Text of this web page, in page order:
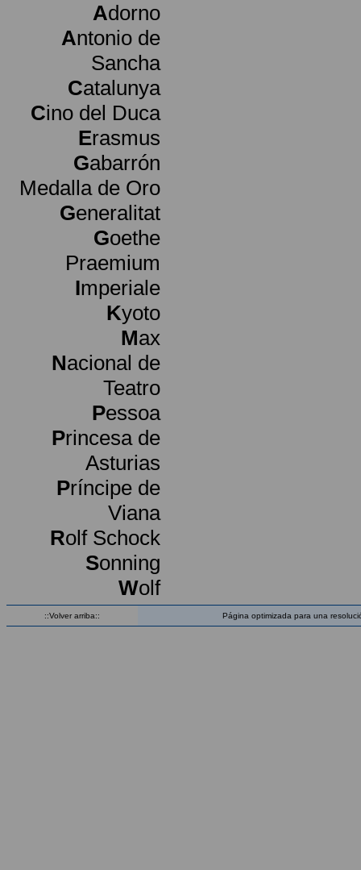
Adorno
Antonio de
Sancha
Catalunya
Cino del Duca
Erasmus
Gabarrón
Medalla de Oro
Generalitat
Goethe
Praemium
Imperiale
Kyoto
Max
Nacional de
Teatro
Pessoa
Princesa de
Asturias
Príncipe de
Viana
Rolf Schock
Sonning
Wolf
::Volver arriba:: Página optimizada para una